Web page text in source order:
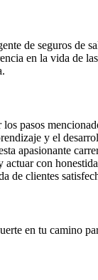
de seguros de
en la vida de
pasos
y el
apasionante
actuar con
de clientes
en tu camino